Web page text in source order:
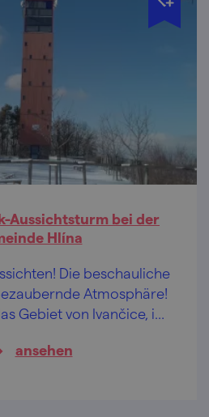
Aussichtsturm bei der
Hlína
Die beschauliche
Atmosphäre!
Gebiet von Ivančice, im
tschechischen
ansehen